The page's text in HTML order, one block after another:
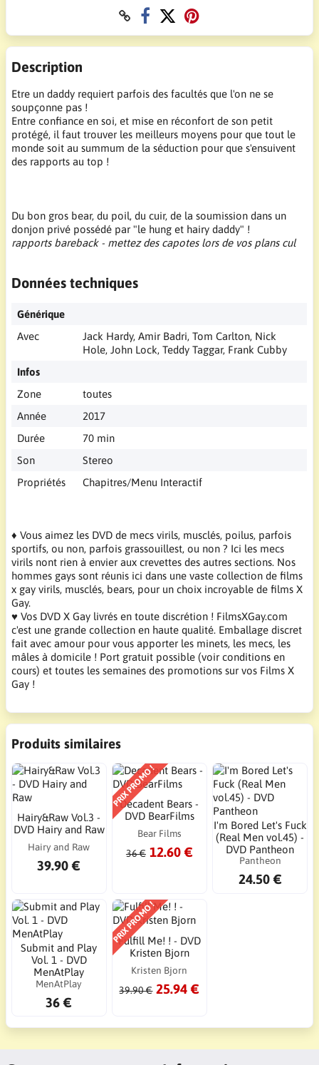
Description
Etre un daddy requiert parfois des facultés que l'on ne se
soupçonne pas !
Entre confiance en soi, et mise en réconfort de son petit
protégé, il faut trouver les meilleurs moyens pour que tout le
monde soit au summum de la séduction pour que s'ensuivent
des rapports au top !
Du bon gros bear, du poil, du cuir, de la soumission dans un
donjon privé possédé par "le hung et hairy daddy" !
rapports bareback - mettez des capotes lors de vos plans cul
Données techniques
Générique
Avec
Jack Hardy, Amir Badri, Tom Carlton, Nick
Hole, John Lock, Teddy Taggar, Frank Cubby
Infos
Zone
toutes
Année
2017
Durée
70 min
Son
Stereo
Propriétés
Chapitres/Menu Interactif
♦ Vous aimez les DVD de mecs virils, musclés, poilus, parfois
sportifs, ou non, parfois grassouillest, ou non ? Ici les mecs
virils nont rien à envier aux crevettes des autres sections. Nos
hommes gays sont réunis ici dans une vaste collection de films
x gay virils, musclés, bears, pour un choix incroyable de films X
Gay.
♥ Vos DVD X Gay livrés en toute discrétion ! FilmsXGay.com
c'est une grande collection en haute qualité. Emballage discret
fait avec amour pour vous apporter les minets, les mecs, les
mâles à domicile ! Port gratuit possible (voir conditions en
cours) et toutes les semaines des promotions sur vos Films X
Gay !
Produits similaires
Hairy&Raw Vol.3 -
DVD Hairy and Raw
Hairy and Raw
39.90 €
PRIX PROMO !
Decadent Bears -
DVD BearFilms
Bear Films
36 € 12.60 €
I'm Bored Let's Fuck
(Real Men vol.45) -
DVD Pantheon
Pantheon
24.50 €
Submit and Play
Vol. 1 - DVD
MenAtPlay
MenAtPlay
36 €
PRIX PROMO !
Fulfill Me! ! - DVD
Kristen Bjorn
Kristen Bjorn
39.90 € 25.94 €